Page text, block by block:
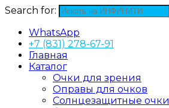
Search for:
WhatsApp
+7 (831) 278-67-91
Главная
Каталог
Очки для зрения
Оправы для очков
Солнцезащитные очки